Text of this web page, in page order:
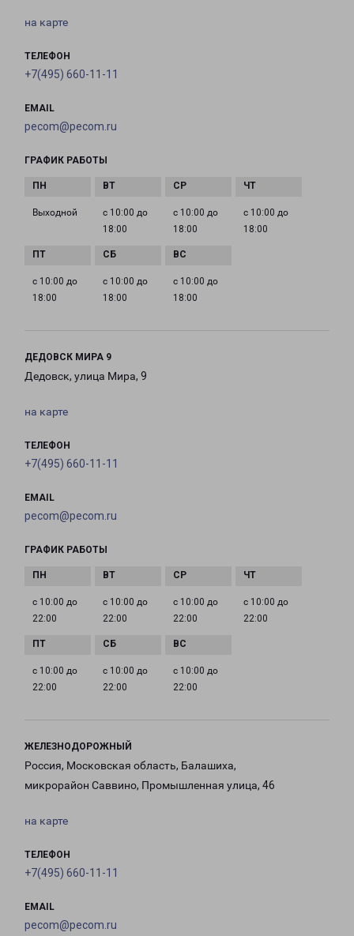
на карте
ТЕЛЕФОН
+7(495) 660-11-11
EMAIL
pecom@pecom.ru
ГРАФИК РАБОТЫ
Выходной
с 10:00 до
18:00
с 10:00 до
18:00
с 10:00 до
18:00
с 10:00 до
18:00
с 10:00 до
18:00
с 10:00 до
18:00
ДЕДОВСК МИРА 9
Дедовск, улица Мира, 9
на карте
ТЕЛЕФОН
+7(495) 660-11-11
EMAIL
pecom@pecom.ru
ГРАФИК РАБОТЫ
с 10:00 до
22:00
с 10:00 до
22:00
с 10:00 до
22:00
с 10:00 до
22:00
с 10:00 до
22:00
с 10:00 до
22:00
с 10:00 до
22:00
ЖЕЛЕЗНОДОРОЖНЫЙ
Россия, Московская область, Балашиха,
микрорайон Саввино, Промышленная улица, 46
на карте
ТЕЛЕФОН
+7(495) 660-11-11
EMAIL
pecom@pecom.ru